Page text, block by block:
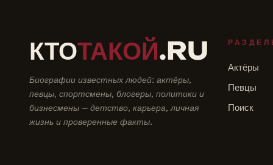
КТОТАКОЙ.RU
Биографии известных людей: актёры,
певцы, спортсмены, блогеры, политики и
бизнесмены — детство, карьера, личная
жизнь и проверенные факты.
Актёры
Певцы
Поиск